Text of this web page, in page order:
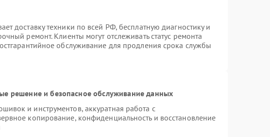
доставку техники по всей РФ, бесплатную диагностику и
ремонт. Клиенты могут отслеживать статус ремонта
обслуживание для продления срока службы
решение и безопасное обслуживание данных
и инструментов, аккуратная работа с
копирование, конфиденциальность и восстановление